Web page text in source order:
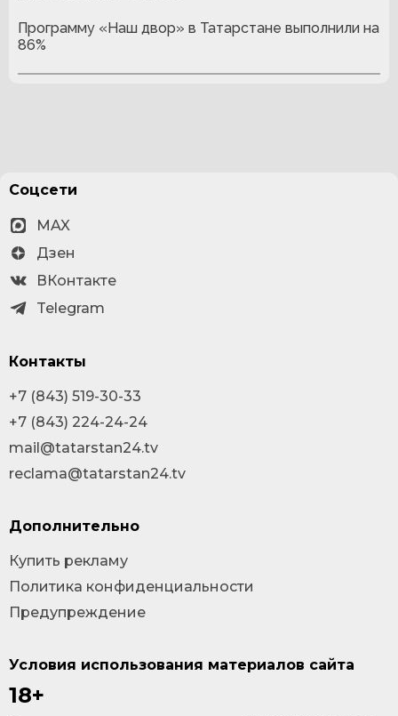
Программу «Наш двор» в Татарстане выполнили на
86%
Условия использования материалов сайта
18+
Соцсети
MAX
Дзен
ВКонтакте
Telegram
Контакты
+7 (843) 519-30-33
+7 (843) 224-24-24
mail@tatarstan24.tv
reclama@tatarstan24.tv
Дополнительно
Купить рекламу
Политика конфиденциальности
Предупреждение